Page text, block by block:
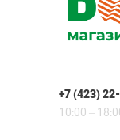
+7 (423)
10:00 –